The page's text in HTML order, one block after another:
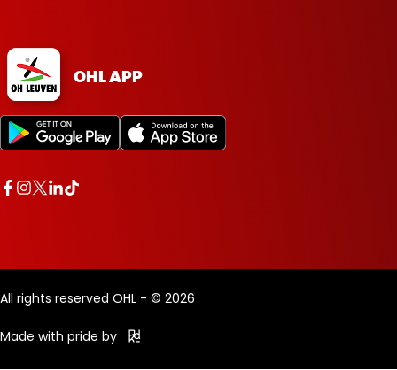
OHL APP
All rights reserved OHL - © 2026
Made with pride by